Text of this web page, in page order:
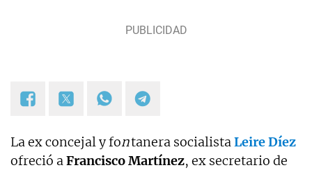
La ex concejal y fontanera socialistaLeire Díez
ofreció aFrancisco Martínez, ex secretario de